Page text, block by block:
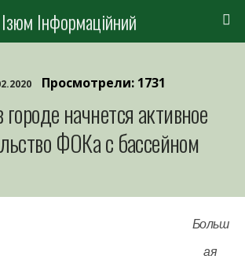
Ізюм Інформаційний
Просмотрели: 1731
начнется активное
ФОКа с бассейном
Больш
ая